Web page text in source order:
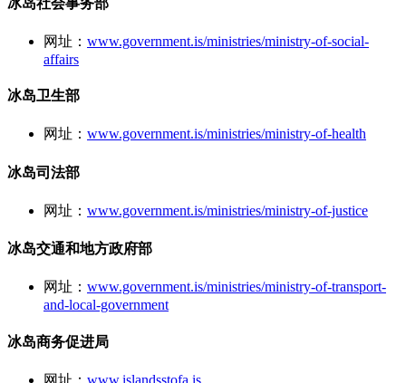
网址： www.government.is/ministries/ministry-of-social-
affairs
冰岛卫生部
网址： www.government.is/ministries/ministry-of-health
冰岛司法部
网址： www.government.is/ministries/ministry-of-justice
冰岛交通和地方政府部
网址： www.government.is/ministries/ministry-of-transport-
and-local-government
冰岛商务促进局
网址： www.islandsstofa.is